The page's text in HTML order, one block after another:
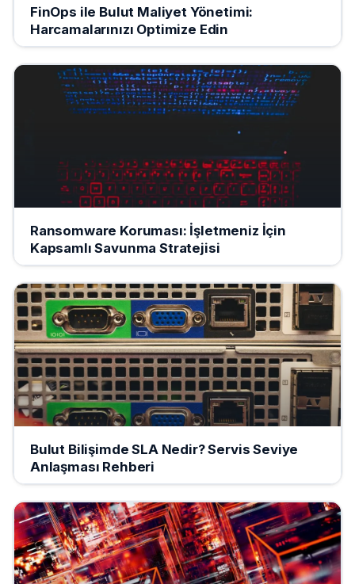
FinOps ile Bulut Maliyet Yönetimi:
Harcamalarınızı Optimize Edin
Ransomware Koruması: İşletmeniz İçin
Kapsamlı Savunma Stratejisi
Bulut Bilişimde SLA Nedir? Servis Seviye
Anlaşması Rehberi